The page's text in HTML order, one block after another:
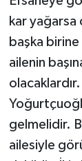
kar yağarsa
başka
ailenin
gelmelidir.
ailesiyle